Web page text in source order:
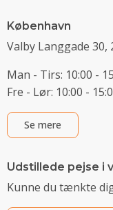
København
Valby Langgade 30,
Man - Tirs: 10:00 -
Fre - Lør: 10:00 -
Se mere
Udstillede pejse i
Kunne du tænkte